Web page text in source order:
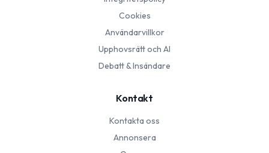
Cookies
Användarvillkor
Upphovsrätt och AI
Debatt & Insändare
Kontakt
Kontakta oss
Annonsera